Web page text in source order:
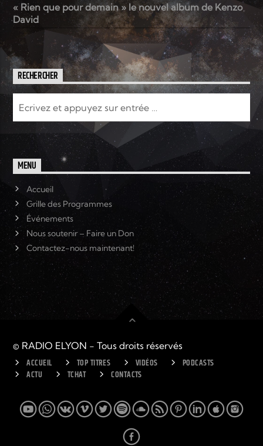
« Rien que pour demain » le nouvel album de Kenzo
David
RECHERCHER
MENU
Accueil
Grille des Programmes
Événements
Nous soutenir – Faire un Don
Contactez-nous maintenant!
© RADIO ELYON - Tous droits réservés
ACCUEIL TOP TITRES VIDÉOS
PODCASTS
ACTU
TCHAT CONTACTS